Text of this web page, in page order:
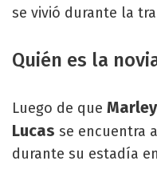
se vivió durante la
Quién es la
Luego de que Marley
Lucas se encuentra
durante su estadía